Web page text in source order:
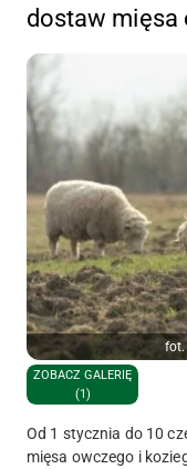
dostaw mięsa
fot.
ZOBACZ GALERIĘ
(1)
Od 1 stycznia do 10
mięsa owczego i